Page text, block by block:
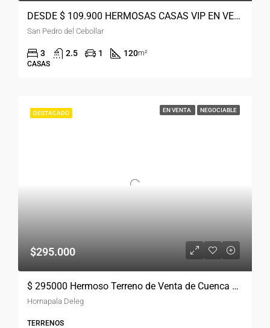
DESDE $ 109.900 HERMOSAS CASAS VIP EN VENTA SECTOR SAN PEDRO DEL CEBOLLAR
San Pedro del Cebollar
3 2.5 1 120m²
CASAS
DESTACADO EN VENTA NEGOCIABLE
$295.000
$ 295000 Hermoso Terreno de Venta de Cuenca Hornapala Deleg San Pedro de 31800 mts planos.
Hornapala Deleg
TERRENOS